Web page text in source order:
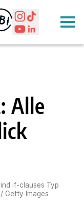
Alle
if-clauses Typ
Getty Images